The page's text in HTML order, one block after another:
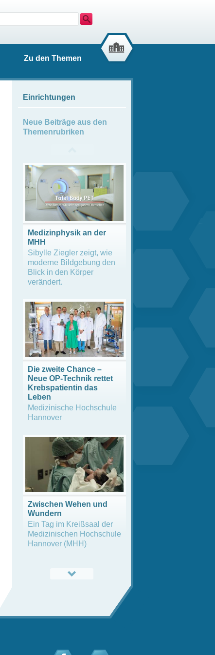
Zu den Themen
Einrichtungen
Neue Beiträge aus den
Themenrubriken
Medizinphysik an der
MHH
Sibylle Ziegler zeigt, wie
moderne Bildgebung den
Blick in den Körper
verändert.
Die zweite Chance –
Neue OP-Technik rettet
Krebspatientin das
Leben
Medizinische Hochschule
Hannover
Zwischen Wehen und
Wundern
Ein Tag im Kreißsaal der
Medizinischen Hochschule
Hannover (MHH)